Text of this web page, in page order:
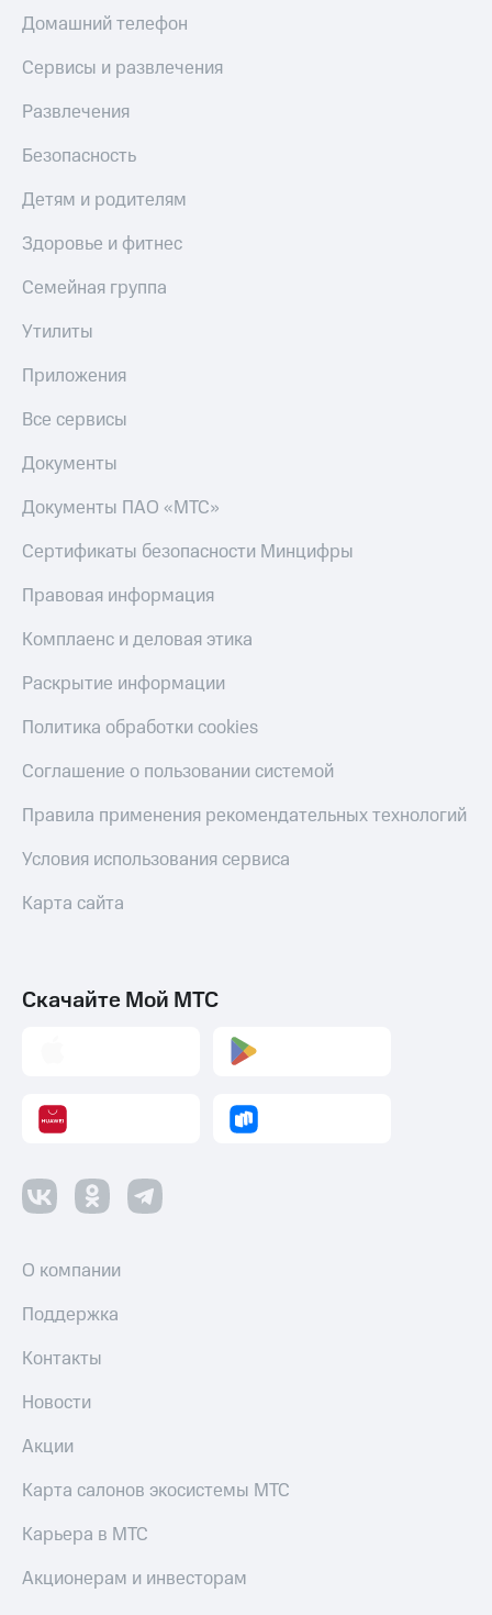
Домашний телефон
Сервисы и развлечения
Развлечения
Безопасность
Детям и родителям
Здоровье и фитнес
Семейная группа
Утилиты
Приложения
Все сервисы
Документы
Документы ПАО «МТС»
Сертификаты безопасности Минцифры
Правовая информация
Комплаенс и деловая этика
Раскрытие информации
Политика обработки cookies
Соглашение о пользовании системой
Правила применения рекомендательных технологий
Условия использования сервиса
Карта сайта
Скачайте Мой МТС
О компании
Поддержка
Контакты
Новости
Акции
Карта салонов экосистемы МТС
Карьера в МТС
Акционерам и инвесторам